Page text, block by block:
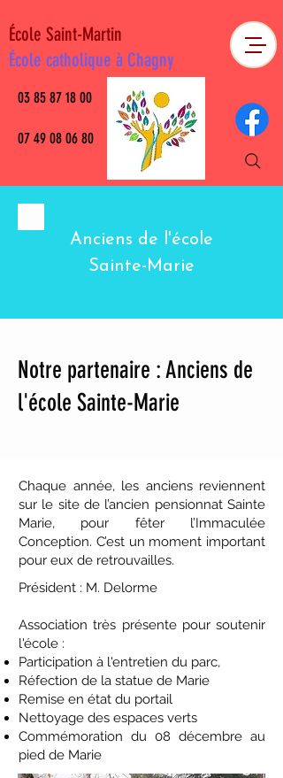
École Saint-Martin
École catholique à Chagny
03 85 87 18 00
07 49 08 06 80
Anciens de l'école
Sainte-Marie
Notre partenaire : Anciens de
l'école Sainte-Marie
Chaque année, les anciens reviennent
sur le site de l’ancien pensionnat Sainte
Marie, pour fêter l’Immaculée
Conception. C’est un moment important
pour eux de retrouvailles.
Président : M. Delorme
Association très présente pour soutenir
l'école :
Participation à l'entretien du parc,
Réfection de la statue de Marie
Remise en état du portail
Nettoyage des espaces verts
Commémoration du 08 décembre au
pied de Marie